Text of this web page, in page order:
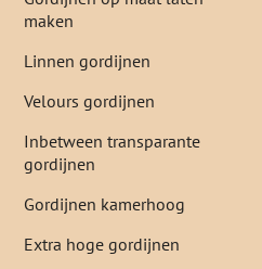
maken
Linnen gordijnen
Velours gordijnen
Inbetween transparante
gordijnen
Gordijnen kamerhoog
Extra hoge gordijnen